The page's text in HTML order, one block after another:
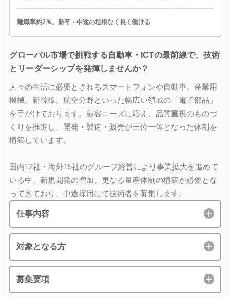
離職率約2％。新卒・中途の垣根なく長く働ける
グローバル市場で挑戦する自動車・ICTの最前線で、技術
とリーダーシップを発揮しませんか？
人々の生活に必要とされるスマートフォンや自動車、産業用
機械、新幹線、航空分野といった幅広い領域の「電子部品」
を手がけております。顧客ニーズに応え、品質重視のものづ
くりを推進し、開発・製造・販売が三位一体となった体制を
構築しています。
国内12社・海外15社のグループ経営により事業拡大を進めて
いる中、新規開発の増加、更なる量産体制の構築が必要とな
ってきており、中途採用にて技術者を募集します。
仕事内容
対象となる方
募集要項